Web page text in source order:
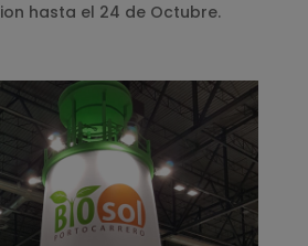
hasta el 24 de Octubre.